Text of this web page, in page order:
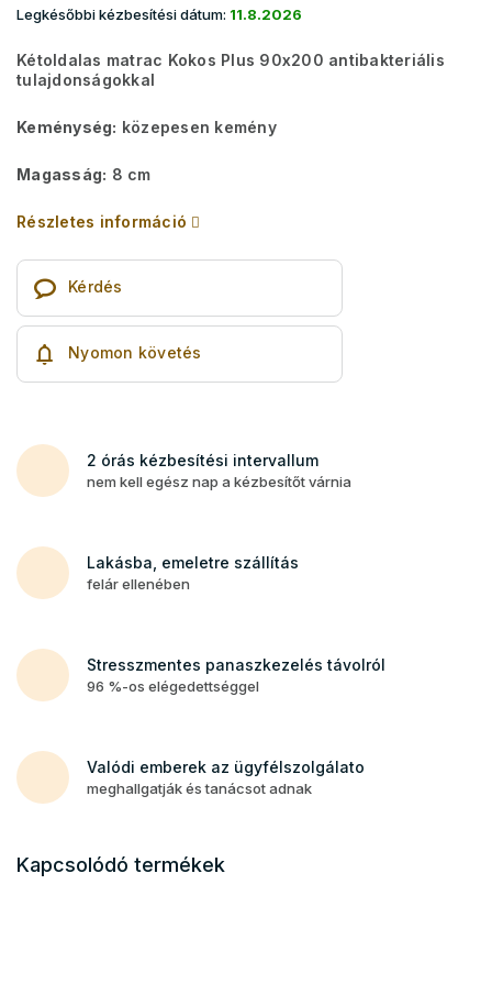
Legkésőbbi kézbesítési dátum: 11.8.2026
Kétoldalas matrac Kokos Plus 90x200 antibakteriális
tulajdonságokkal
Keménység: közepesen kemény
Magasság: 8 cm
Részletes információ
Kérdés
Nyomon követés
2 órás kézbesítési intervallum
nem kell egész nap a kézbesítőt várnia
Lakásba, emeletre szállítás
felár ellenében
Stresszmentes panaszkezelés távolról
96 %-os elégedettséggel
Valódi emberek az ügyfélszolgálato
meghallgatják és tanácsot adnak
Kapcsolódó termékek